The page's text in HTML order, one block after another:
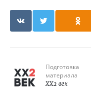
Подготовка
материала
XX2 век